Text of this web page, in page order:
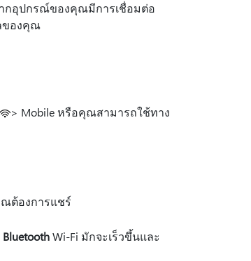
กอุปกรณ์ของคุณมีการเชื่อมต่อ
ของคุณ
> Mobile หรือคุณสามารถใช้ทาง
ณต้องการแชร์
BluetoothWi-Fi มักจะเร็วขึ้นและ